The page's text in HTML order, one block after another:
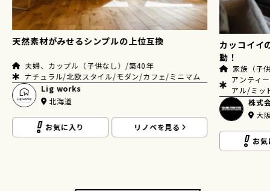
素材がみせるシンプルの上位互換
夫婦、カップル（子供なし）/築40年
ナチュラル/北欧スタイル/モダン/カフェ/ミニマム
Lig works
北海道
お気に入り リノベを見る
カッコイイのは
家族（子供２人
アンティーク・
アル/ミッドセ
株式会社ス
大阪
お気に入り